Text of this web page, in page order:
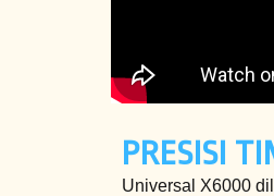
PRESISI
Universal X6000